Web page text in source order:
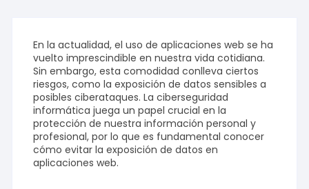
En la actualidad, el uso de aplicaciones web se ha
vuelto imprescindible en nuestra vida cotidiana.
Sin embargo, esta comodidad conlleva ciertos
riesgos, como la exposición de datos sensibles a
posibles ciberataques. La ciberseguridad
informática juega un papel crucial en la
protección de nuestra información personal y
profesional, por lo que es fundamental conocer
cómo evitar la exposición de datos en
aplicaciones web.